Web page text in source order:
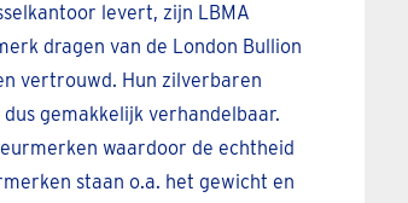
levert, zijn LBMA
dragen van de London Bullion
vertrouwd. Hun zilverbaren
gemakkelijk verhandelbaar.
waardoor de echtheid
staan o.a. het gewicht en